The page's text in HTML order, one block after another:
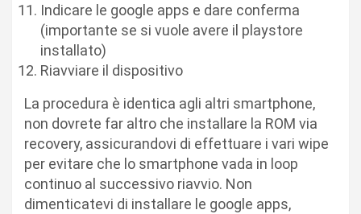
Indicare le google apps e dare conferma
(importante se si vuole avere il playstore
installato)
Riavviare il dispositivo
La procedura è identica agli altri smartphone,
non dovrete far altro che installare la ROM via
recovery, assicurandovi di effettuare i vari wipe
per evitare che lo smartphone vada in loop
continuo al successivo riavvio. Non
dimenticatevi di installare le google apps,